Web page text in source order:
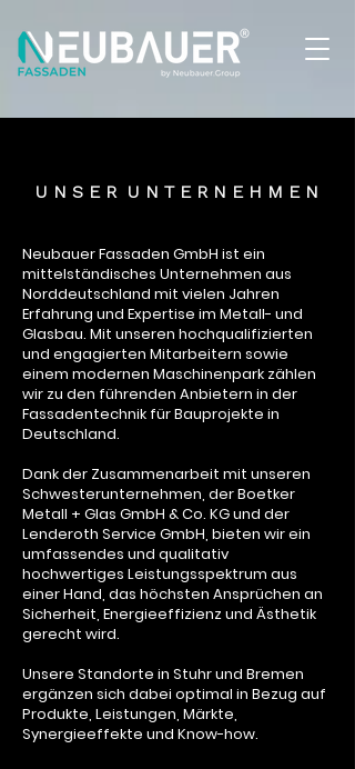
U N S E R U N T E R N E H M E N
Neubauer Fassaden GmbH ist ein
mittelständisches Unternehmen aus
Norddeutschland mit vielen Jahren
Erfahrung und Expertise im Metall- und
Glasbau. Mit unseren hochqualifizierten
und engagierten Mitarbeitern sowie
einem modernen Maschinenpark zählen
wir zu den führenden Anbietern in der
Fassadentechnik für Bauprojekte in
Deutschland.
Dank der Zusammenarbeit mit unseren
Schwesterunternehmen, der Boetker
Metall + Glas GmbH & Co. KG und der
Lenderoth Service GmbH, bieten wir ein
umfassendes und qualitativ
hochwertiges Leistungsspektrum aus
einer Hand, das höchsten Ansprüchen an
Sicherheit, Energieeffizienz und Ästhetik
gerecht wird.
Unsere Standorte in Stuhr und Bremen
ergänzen sich dabei optimal in Bezug auf
Produkte, Leistungen, Märkte,
Synergieeffekte und Know-how.